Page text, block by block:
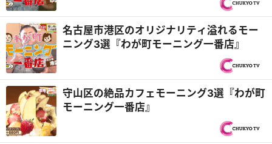
名古屋市港区のオリジナリティ溢れるモー
ニング3選『わが町モーニング一番店』
守山区の絶品カフェモーニング3選『わが町
モーニング一番店』